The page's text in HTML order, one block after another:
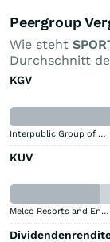
Peergroup
Wie steht
Durchschnitt
KGV
Interpublic Group of Companies
KUV
Melco Resorts and Entertainment